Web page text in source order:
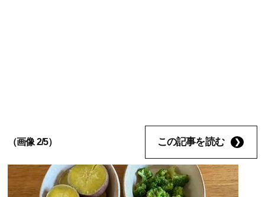
（画像 2/5） この記事を読む